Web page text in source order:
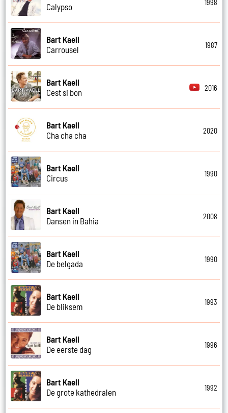
Calypso
1998
Bart Kaell
Carrousel
1987
Bart Kaell
Cest si bon
2016
Bart Kaell
Cha cha cha
2020
Bart Kaell
Circus
1990
Bart Kaell
Dansen in Bahia
2008
Bart Kaell
De belgada
1990
Bart Kaell
De bliksem
1993
Bart Kaell
De eerste dag
1996
Bart Kaell
De grote kathedralen
1992